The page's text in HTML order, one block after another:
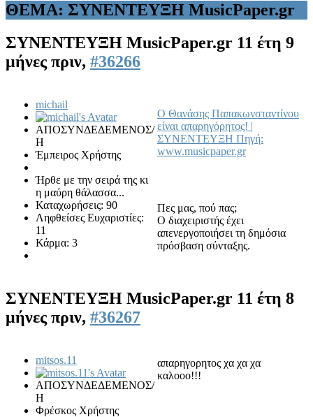
ΘΕΜΑ: ΣΥΝΕΝΤΕΥΞΗ MusicPaper.gr
ΣΥΝΕΝΤΕΥΞΗ MusicPaper.gr 11 έτη 9
μήνες πριν, #36266
michail
ΑΠΟΣΥΝΔΕΔΕΜΕΝΟΣ/
Η
Έμπειρος Χρήστης
Ήρθε με την σειρά της κι
η μαύρη θάλασσα...
Καταχωρήσεις: 90
Ληφθείσες Ευχαριστίες:
11
Κάρμα: 3
Ο Θανάσης Παπακωνσταντίνου
είναι απαρηγόρητος! |
ΣΥΝΕΝΤΕΥΞΗ Πηγή:
www.musicpaper.gr
Πες μας, πού πας;
Ο διαχειριστής έχει
απενεργοποιήσει τη δημόσια
πρόσβαση σύνταξης.
ΣΥΝΕΝΤΕΥΞΗ MusicPaper.gr 11 έτη 8
μήνες πριν, #36267
mitsos.11
ΑΠΟΣΥΝΔΕΔΕΜΕΝΟΣ/
Η
Φρέσκος Χρήστης
απαρηγορητος χα χα χα
καλοοο!!!